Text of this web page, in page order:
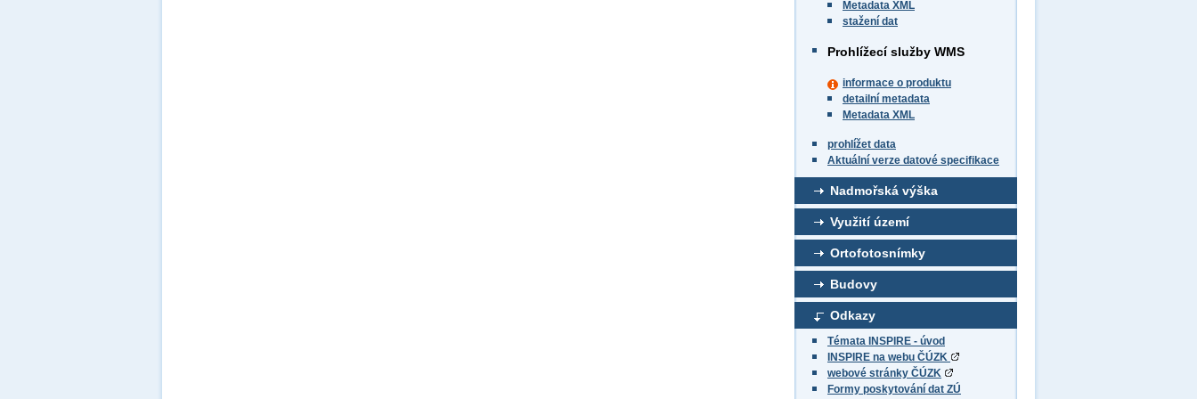
Metadata XML
stažení dat
Prohlížecí služby WMS
informace o produktu
detailní metadata
Metadata XML
prohlížet data
Aktuální verze datové specifikace
Nadmořská výška
Využití území
Ortofotosnímky
Budovy
Odkazy
Témata INSPIRE - úvod
INSPIRE na webu ČÚZK
webové stránky ČÚZK
Formy poskytování dat ZÚ